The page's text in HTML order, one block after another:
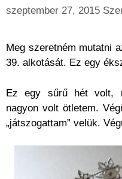
szeptember 27, 2015
Meg szeretném mutatni
39. alkotását. Ez egy
Ez egy sűrű hét volt,
nagyon volt ötletem.
„játszogattam” velük.